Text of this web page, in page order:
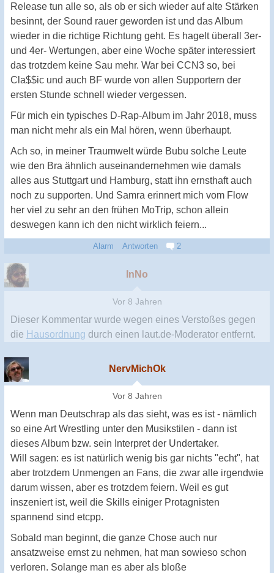
Release tun alle so, als ob er sich wieder auf alte Stärken
besinnt, der Sound rauer geworden ist und das Album
wieder in die richtige Richtung geht. Es hagelt überall 3er-
und 4er- Wertungen, aber eine Woche später interessiert
das trotzdem keine Sau mehr. War bei CCN3 so, bei
Cla$$ic und auch BF wurde von allen Supportern der
ersten Stunde schnell wieder vergessen.
Für mich ein typisches D-Rap-Album im Jahr 2018, muss
man nicht mehr als ein Mal hören, wenn überhaupt.
Ach so, in meiner Traumwelt würde Bubu solche Leute
wie den Bra ähnlich auseinandernehmen wie damals
alles aus Stuttgart und Hamburg, statt ihn ernsthaft auch
noch zu supporten. Und Samra erinnert mich vom Flow
her viel zu sehr an den frühen MoTrip, schon allein
deswegen kann ich den nicht wirklich feiern...
Alarm Antworten 2
InNo
Vor 8 Jahren
Dieser Kommentar wurde wegen eines Verstoßes gegen
die Hausordnung durch einen laut.de-Moderator entfernt.
NervMichOk
Vor 8 Jahren
Wenn man Deutschrap als das sieht, was es ist - nämlich
so eine Art Wrestling unter den Musikstilen - dann ist
dieses Album bzw. sein Interpret der Undertaker.
Will sagen: es ist natürlich wenig bis gar nichts "echt", hat
aber trotzdem Unmengen an Fans, die zwar alle irgendwie
darum wissen, aber es trotzdem feiern. Weil es gut
inszeniert ist, weil die Skills einiger Protagnisten
spannend sind etcpp.
Sobald man beginnt, die ganze Chose auch nur
ansatzweise ernst zu nehmen, hat man sowieso schon
verloren. Solange man es aber als bloße